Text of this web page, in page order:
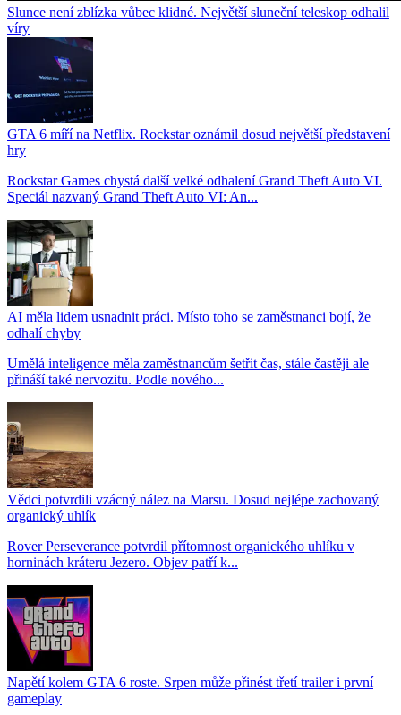
Slunce není zblízka vůbec klidné. Největší sluneční teleskop odhalil
víry
GTA 6 míří na Netflix. Rockstar oznámil dosud největší představení
hry
Rockstar Games chystá další velké odhalení Grand Theft Auto VI.
Speciál nazvaný Grand Theft Auto VI: An...
AI měla lidem usnadnit práci. Místo toho se zaměstnanci bojí, že
odhalí chyby
Umělá inteligence měla zaměstnancům šetřit čas, stále častěji ale
přináší také nervozitu. Podle nového...
Vědci potvrdili vzácný nález na Marsu. Dosud nejlépe zachovaný
organický uhlík
Rover Perseverance potvrdil přítomnost organického uhlíku v
horninách kráteru Jezero. Objev patří k...
Napětí kolem GTA 6 roste. Srpen může přinést třetí trailer i první
gameplay